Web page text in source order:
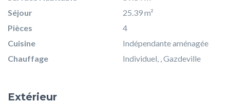
Séjour
25.39 m²
Pièces
4
Cuisine
Indépendante aménagée
Chauffage
Individuel, , Gazdeville
Extérieur